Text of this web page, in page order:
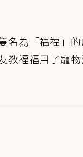
名為「福福」
教福福用了寵